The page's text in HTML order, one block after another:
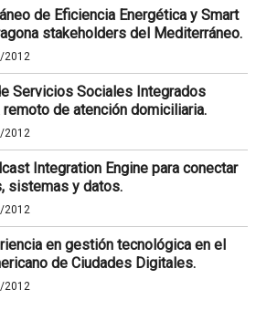
de Eficiencia Energética y Smart
stakeholders del Mediterráneo.
2012
Servicios Sociales Integrados
de atención domiciliaria.
2012
Integration Engine para conectar
sistemas y datos.
2012
en gestión tecnológica en el
de Ciudades Digitales.
2012